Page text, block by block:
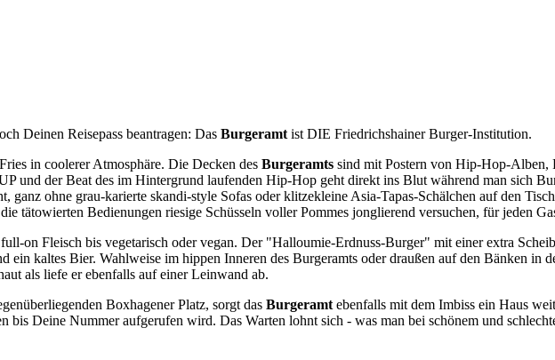
Deinen Reisepass beantragen: Das Burgeramt ist DIE Friedrichshainer Burger-Institution.
in coolerer Atmosphäre. Die Decken des Burgeramts sind mit Postern von Hip-Hop-Alben,
und der Beat des im Hintergrund laufenden Hip-Hop geht direkt ins Blut während man sich
ganz ohne grau-karierte skandi-style Sofas oder klitzekleine Asia-Tapas-Schälchen auf den
tätowierten Bedienungen riesige Schüsseln voller Pommes jonglierend versuchen, für jeden
on Fleisch bis vegetarisch oder vegan. Der "Halloumie-Erdnuss-Burger" mit einer extra
ein kaltes Bier. Wahlweise im hippen Inneren des Burgeramts oder draußen auf den Bänken in
als liefe er ebenfalls auf einer Leinwand ab.
Boxhagener Platz, sorgt das Burgeramt ebenfalls mit dem Imbiss ein Haus
bis Deine Nummer aufgerufen wird. Das Warten lohnt sich - was man bei schönem und